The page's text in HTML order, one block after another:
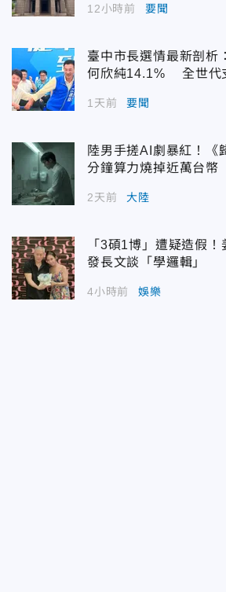
12小時前 要聞
臺中市長選情最新剖析
何欣純14.1% 全世代
1天前 要聞
陸男手搓AI劇暴紅！
分鐘算力燒掉近萬台幣
2天前 大陸
「3碩1博」遭疑造假
發長文談「學邏輯」
4小時前 娛樂